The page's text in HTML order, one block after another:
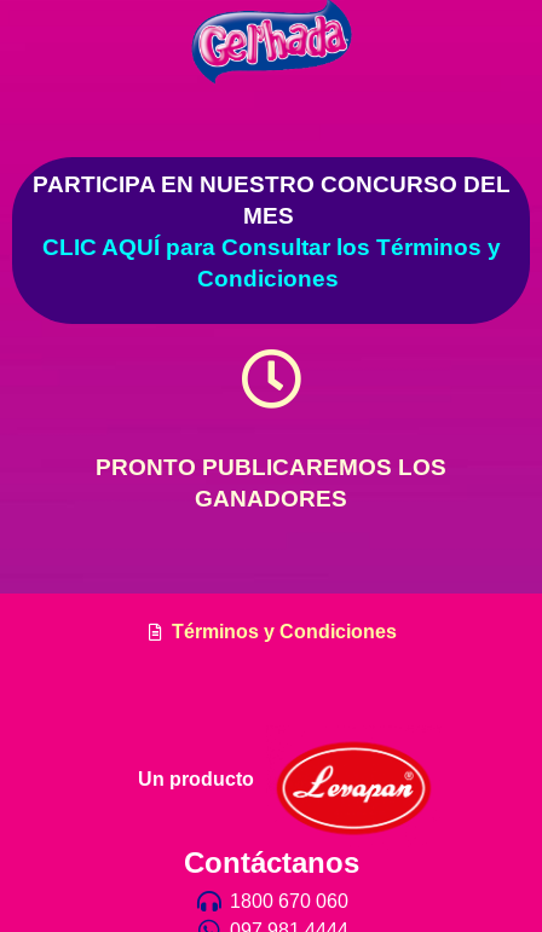
PARTICIPA EN NUESTRO CONCURSO DEL
MES
CLIC AQUÍ para Consultar los Términos y
Condiciones
PRONTO PUBLICAREMOS LOS
GANADORES
Términos y Condiciones
Un producto
Contáctanos
1800 670 060